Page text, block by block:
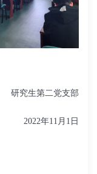
研究生第二党支部
2022年11月1日